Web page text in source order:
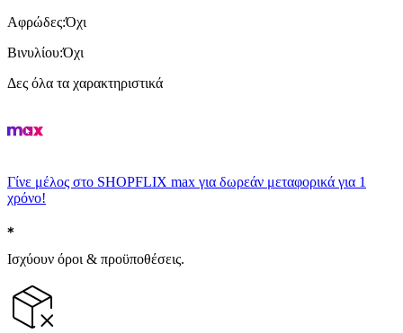
Αφρώδες:Όχι
Βινυλίου:Όχι
Δες όλα τα χαρακτηριστικά
Γίνε μέλος στο SHOPFLIX max για δωρεάν μεταφορικά για 1
χρόνο!
Ισχύουν όροι & προϋποθέσεις.